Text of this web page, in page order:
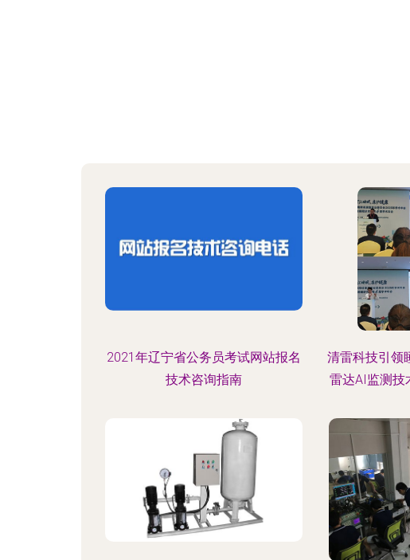
2021年辽宁省公务员考试网站报名
技术咨询指南
清雷科技引领
雷达AI监测技